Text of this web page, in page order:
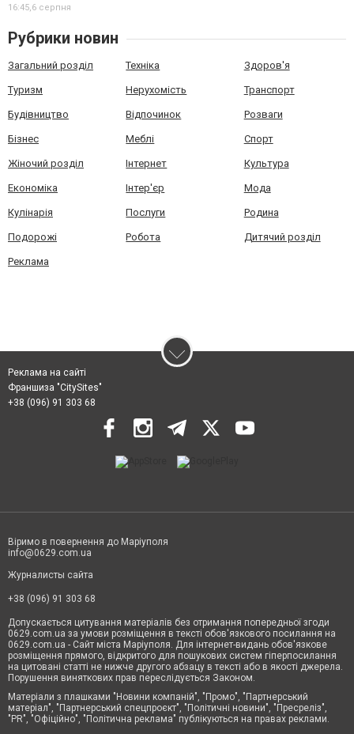
16:45,6 серпня
Рубрики новин
Загальний розділ Техніка Здоров'я
Туризм Нерухомість Транспорт
Будівництво Відпочинок Розваги
Бізнес Меблі Спорт
Жіночий розділ Інтернет Культура
Економіка Інтер'єр Мода
Кулінарія Послуги Родина
Подорожі Робота Дитячий розділ
Реклама
Реклама на сайті
Франшиза "CitySites"
+38 (096) 91 303 68
Віримо в повернення до Маріуполя
info@0629.com.ua
Журналисты сайта
+38 (096) 91 303 68
Допускається цитування матеріалів без отримання попередньої згоди
0629.com.ua за умови розміщення в тексті обов'язкового посилання на
0629.com.ua - Сайт міста Маріуполя. Для інтернет-видань обов'язкове
розміщення прямого, відкритого для пошукових систем гіперпосилання
на цитовані статті не нижче другого абзацу в тексті або в якості джерела.
Порушення виняткових прав переслідується Законом.
Матеріали з плашками "Новини компаній", "Промо", "Партнерський
матеріал", "Партнерський спецпроєкт", "Політичні новини", "Пресреліз",
"PR", "Офіційно", "Політична реклама" публікуються на правах реклами.